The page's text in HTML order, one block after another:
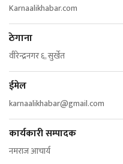
Karnaalikhabar.com
ठेगाना
वीरेन्द्रनगर ६, सुर्खेत
ईमेल
karnaalikhabar@gmail.com
कार्यकारी सम्पादक
नमराज आचार्य